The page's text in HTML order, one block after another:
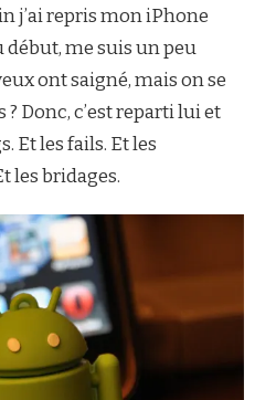
j’ai repris mon iPhone
début, me suis un peu
ont saigné, mais on se
? Donc, c’est reparti lui et
Et les fails. Et les
les bridages.